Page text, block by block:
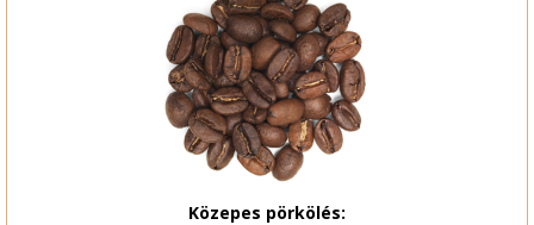
Közepes pörkölés: